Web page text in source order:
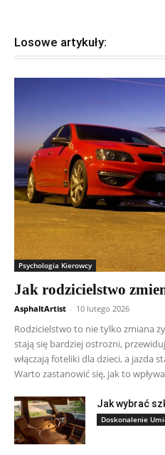
Losowe artykuły:
Psychologia Kierowcy
Jak rodzicielstwo
AsphaltArtist - 10 lutego 2026
Rodzicielstwo to nie tylko zmiana
stają się bardziej ostrożni,
włączają foteliki dla dzieci, a jazda
Warto zastanowić się, jak to
Jak wybrać
Doskonalenie